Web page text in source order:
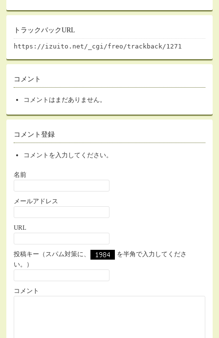
トラックバックURL
https://izuito.net/_cgi/freo/trackback/1271
コメント
コメントはまだありません。
コメント登録
コメントを入力してください。
名前
メールアドレス
URL
投稿キー（スパム対策に、
を半角で入力してくださ
い。）
コメント